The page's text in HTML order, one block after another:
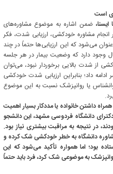
است
ضمن اشاره به موضوع مشاوره‌های
مشاوره‌ خودکشی، ارزیابی شدت، فکر
می‌شود که این ارزیابی‌ها حتماً در چند
وجود دارد که وضعیت بیمار در هر جلسه
از شدت بالایی برخوردار نبود، می‌توان
داد؛ بنابراین ارزیابی شدت خودکشی
یا روانپزشک نسبت به این موضوع
همراه داشتن خانواده یا مددکار بسیار اهمیت
دانشگاه فردوسی مشهد، این دانشجو
در نتیجه به مراقبت بیشتری نیاز بود.
دانشگاه به خطر خودکشی شک کرده و
بود؛ اما همواره تأکید می‌شود که این
به موضوعی شک کرد، فرد باید حتماً